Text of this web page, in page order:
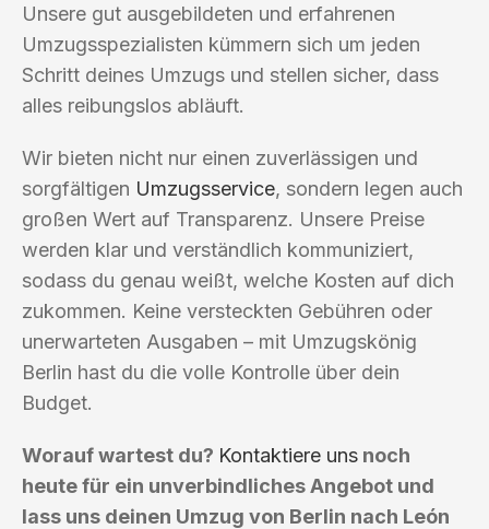
Unsere gut ausgebildeten und erfahrenen
Umzugsspezialisten kümmern sich um jeden
Schritt deines Umzugs und stellen sicher, dass
alles reibungslos abläuft.
Wir bieten nicht nur einen zuverlässigen und
sorgfältigen Umzugsservice, sondern legen auch
großen Wert auf Transparenz. Unsere Preise
werden klar und verständlich kommuniziert,
sodass du genau weißt, welche Kosten auf dich
zukommen. Keine versteckten Gebühren oder
unerwarteten Ausgaben – mit Umzugskönig
Berlin hast du die volle Kontrolle über dein
Budget.
Worauf wartest du? Kontaktiere uns noch
heute für ein unverbindliches Angebot und
lass uns deinen Umzug von Berlin nach León